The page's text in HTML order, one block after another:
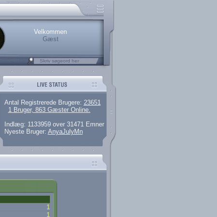
brugere
artikler og 135 guides
her.
Velkommen
Gæst
Antal Registrerede Brugere: 23651
1 Bruger, 863 Gæster Online.
Indlæg: 1133959 over 31471 Emner
Nyeste Bruger: AnyaJulyMn
1
1